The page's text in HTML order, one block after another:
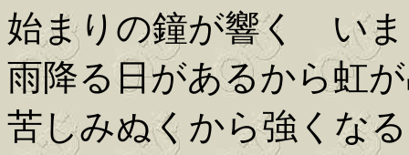
始まりの鐘が響く い
雨降る日があるから虹
苦しみぬくから強くなる